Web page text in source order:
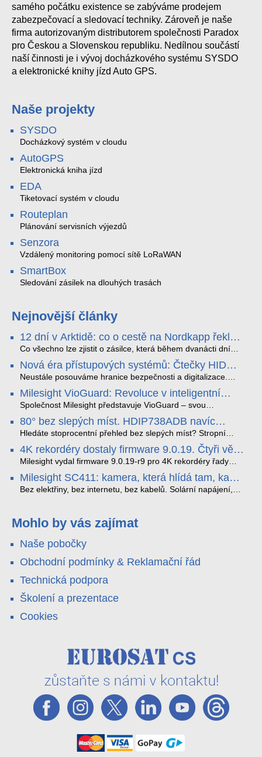
samého počátku existence se zabýváme prodejem
zabezpečovací a sledovací techniky. Zároveň je naše
firma autorizovaným distributorem společnosti Paradox
pro Českou a Slovenskou republiku. Nedílnou součástí
naší činnosti je i vývoj docházkového systému SYSDO
a elektronické knihy jízd Auto GPS.
Naše projekty
SYSDO
Docházkový systém v cloudu
AutoGPS
Elektronická kniha jízd
EDA
Tiketovací systém v cloudu
Routeplan
Plánování servisních výjezdů
Senzora
Vzdálený monitoring pomocí sítě LoRaWAN
SmartBox
Sledování zásilek na dlouhých trasách
Nejnovější články
12 dní v Arktidě: co o cestě na Nordkapp řekla
data ze SMARTBOX 2 MAX
Co všechno lze zjistit o zásilce, která během dvanácti dní
projede Arktidou? SMARTBOX 2 MAX jsme vzali na trasu z
Tromsø přes Lofoty, Kirunu a finské Laponsko až na
Nordkapp. Bez jediného dobití, v mrazu až −13 °C a mimo
otřesy i náklon. Výsledkem není jen čára na mapě, ale
podrobný datový příběh celé cesty.
Nová éra přístupových systémů: Čtečky HID
Signo
Neustále posouváme hranice bezpečnosti a digitalizace.
v oblasti kontroly přístupu – moderní a vysoce univerzální
čtečky HID Signo.
Milesight VioGuard: Revoluce v inteligentní
detekci dopravních přestupků
Společnost Milesight představuje VioGuard – svou
dopravních přestupků. Tento systém, poháněný
sofistikovanými algoritmy umělé inteligence (AI), je navržen
tak, aby poskytoval komplexní nástroje pro vymáhání
dopravních předpisů, zvyšoval bezpečnost na silnicích a
optimalizoval plynulost dopravy v moderních městech.
80° bez slepých míst. HDIP738ADB navíc
streamuje na YouTube – bez PC.
Hledáte stoprocentní přehled bez slepých míst? Stropní
panoramatická kamera HDIP738ADB skládá obraz ze dvou
4MP senzorů SONY do jednoho čistého 180° záběru bez
zkreslení. K tomu přidává AI detekci osob a vozidel,
YouTube – bez běžícího počítače.
4K rekordéry dostaly firmware 9.0.19. Čtyři věci,
které musíte vědět.
Milesight vydal firmware 9.0.19-r9 pro 4K rekordéry řady
které vám zjednoduší práci – a jedna z nich vám ušetří
spoustu zbytečných výjezdů k zákazníkům.
Milesight SC411: kamera, která hlídá tam, kam
kabel nedosáhne
Bez elektřiny, bez internetu, bez kabelů. Solární napájení,
váš telefon. Podívejte se na video.
Mohlo by vás zajímat
Naše pobočky
Obchodní podmínky & Reklamační řád
Technická podpora
Školení a prezentace
Cookies